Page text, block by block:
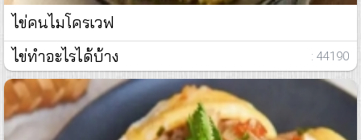
ไข่คนไมโครเวฟ
ไข่ทำอะไรได้บ้าง
: 44190